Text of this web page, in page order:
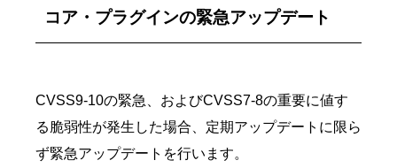
コア・プラグインの緊急アップデート
CVSS9-10の緊急、およびCVSS7-8の重要に値す
る脆弱性が発生した場合、定期アップデートに限ら
ず緊急アップデートを行います。